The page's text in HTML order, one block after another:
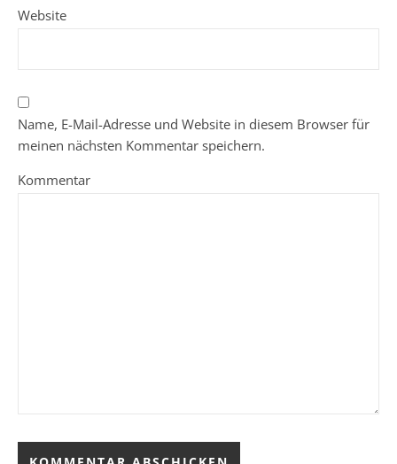
Website
Name, E-Mail-Adresse und Website in diesem Browser für
meinen nächsten Kommentar speichern.
Kommentar